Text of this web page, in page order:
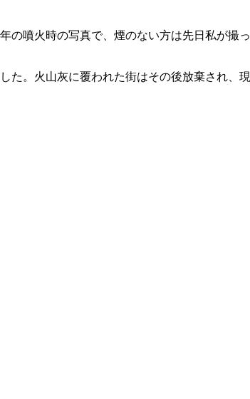
噴火時の写真で、煙のない方は先日私が撮
。火山灰に覆われた街はその後放棄され、